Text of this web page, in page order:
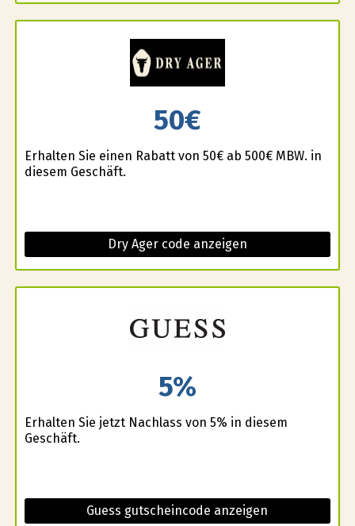
50€
Erhalten Sie einen Rabatt von 50€ ab 500€ MBW. in
diesem Geschäft.
Dry Ager code anzeigen
5%
Erhalten Sie jetzt Nachlass von 5% in diesem
Geschäft.
Guess gutscheincode anzeigen